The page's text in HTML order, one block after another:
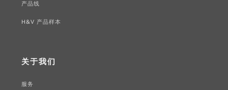
产品线
H&V 产品样本
关于我们
服务